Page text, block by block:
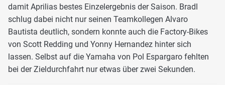
damit Aprilias bestes Einzelergebnis der Saison. Bradl
schlug dabei nicht nur seinen Teamkollegen Alvaro
Bautista deutlich, sondern konnte auch die Factory-Bikes
von Scott Redding und Yonny Hernandez hinter sich
lassen. Selbst auf die Yamaha von Pol Espargaro fehlten
bei der Zieldurchfahrt nur etwas über zwei Sekunden.